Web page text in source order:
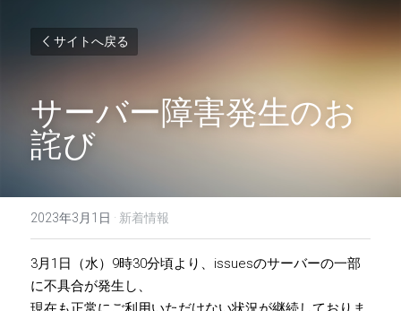
サイトへ戻る
サーバー障害発生のお
詫び
2023年3月1日 · 新着情報
3月1日（水）9時30分頃より、issuesのサーバーの一部
に不具合が発生し、